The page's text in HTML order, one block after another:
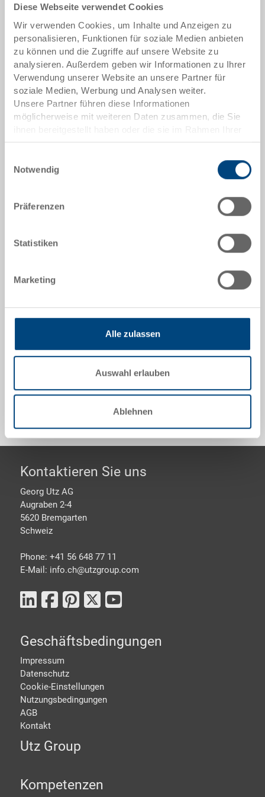
Diese Webseite verwendet Cookies
Wir verwenden Cookies, um Inhalte und Anzeigen zu
personalisieren, Funktionen für soziale Medien anbieten
zu können und die Zugriffe auf unsere Website zu
analysieren. Außerdem geben wir Informationen zu Ihrer
Verwendung unserer Website an unsere Partner für
soziale Medien, Werbung und Analysen weiter.
Unsere Partner führen diese Informationen
möglicherweise mit weiteren Daten zusammen, die Sie
Nutzung der Dienste gesammelt haben.
Notwendig
Präferenzen
Statistiken
Marketing
Alle zulassen
Auswahl erlauben
Ablehnen
Artikeldaten
Bestellnummer
3-200Z-5.7000.0101
Aussenmasse:
600 x 400 x 117 mm
Farbe:
Seitenwände gelocht, Boden geschlitzt, 2
Optionales Zubehör
Footer
Kontaktieren Sie uns
Georg Utz AG
Augraben 2-4
5620 Bremgarten
Schweiz
Phone: +41 56 648 77 11
E-Mail: info.ch@utzgroup.com
Geschäftsbedingungen
Impressum
Datenschutz
Cookie-Einstellungen
Nutzungsbedingungen
AGB
Kontakt
Utz Group
Kompetenzen